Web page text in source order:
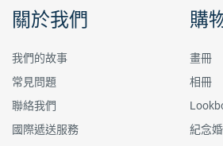
關於我們
我們的故事
常見問題
聯絡我們
國際遞送服務
購
畫冊
相冊
紀念